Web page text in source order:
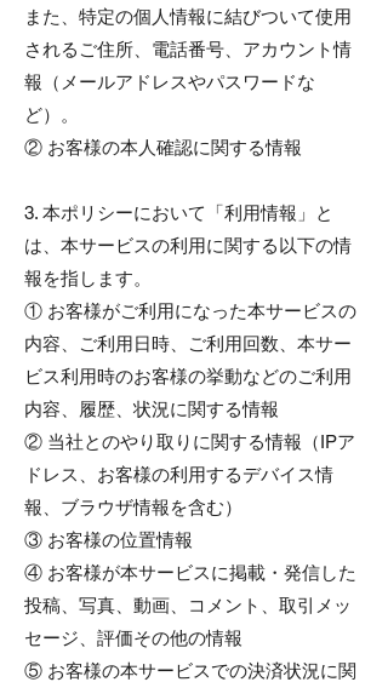
また、特定の個人情報に結びついて使用
されるご住所、電話番号、アカウント情
報（メールアドレスやパスワードな
ど）。
② お客様の本人確認に関する情報
3. 本ポリシーにおいて「利用情報」と
は、本サービスの利用に関する以下の情
報を指します。
① お客様がご利用になった本サービスの
内容、ご利用日時、ご利用回数、本サー
ビス利用時のお客様の挙動などのご利用
内容、履歴、状況に関する情報
② 当社とのやり取りに関する情報（IPア
ドレス、お客様の利用するデバイス情
報、ブラウザ情報を含む）
③ お客様の位置情報
④ お客様が本サービスに掲載・発信した
投稿、写真、動画、コメント、取引メッ
セージ、評価その他の情報
⑤ お客様の本サービスでの決済状況に関